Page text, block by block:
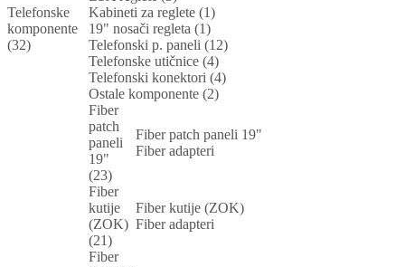
Telefonske
komponente
(32)
Kabineti za reglete (1)
19" nosači regleta (1)
Telefonski p. paneli (12)
Telefonske utičnice (4)
Telefonski konektori (4)
Ostale komponente (2)
Fiber
patch
paneli
19"
(23)
Fiber patch paneli 19"
Fiber adapteri
Fiber
kutije
(ZOK)
(21)
Fiber kutije (ZOK)
Fiber adapteri
Fiber